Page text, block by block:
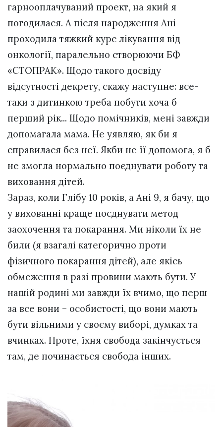
гарнооплачуваний проект, на який я
погодилася. А після народження Ані
проходила тяжкий курс лікування від
онкології, паралельно створюючи БФ
«СТОПРАК». Щодо такого досвіду
відсутності декрету, скажу наступне: все-
таки з дитинкою треба побути хоча б
перший рік... Щодо помічників, мені завжди
допомагала мама. Не уявляю, як би я
справилася без неї. Якби не її допомога, я б
не змогла нормально поєднувати роботу та
виховання дітей.
Зараз, коли Глібу 10 років, а Ані 9, я бачу, що
у вихованні краще поєднувати метод
заохочення та покарання. Ми ніколи їх не
били (я взагалі категорично проти
фізичного покарання дітей), але якісь
обмеження в разі провини мають бути. У
нашій родині ми завжди їх вчимо, що перш
за все вони – особистості, що вони мають
бути вільними у своєму виборі, думках та
вчинках. Проте, їхня свобода закінчується
там, де починається свобода інших.